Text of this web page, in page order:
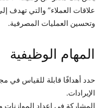
علاقات العملاء” والتي تهدف
وتحسين العمليات المصرفية.
المهام الوظيفية
حدد أهدافًا قابلة للقياس في
الإيرادات.
المشاركة في إعداد الموازنات